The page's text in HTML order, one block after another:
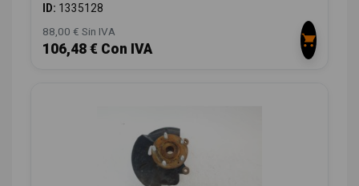
ID: 1335128
88,00 € Sin IVA
106,48 € Con IVA